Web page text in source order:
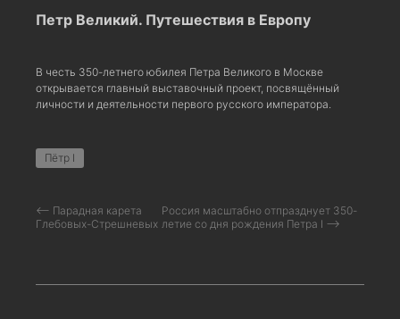
Петр Великий. Путешествия в Европу
В честь 350-летнего юбилея Петра Великого в Москве
открывается главный выставочный проект, посвящённый
личности и деятельности первого русского императора.
Пётр I
⟵ Парадная карета
Глебовых-Стрешневых
Россия масштабно отпразднует 350-
летие со дня рождения Петра I ⟶